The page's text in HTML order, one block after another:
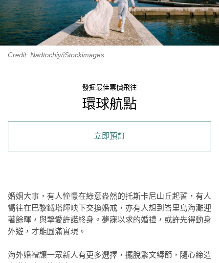
Credit: Nadtochiy/iStockimages
發掘最佳票價飛往
環球航點
立即預訂
婚姻大事，有人憧憬在綠意盎然的托斯卡尼山丘起誓，有人
嚮往在巴黎鐵塔輝映下交換婚戒，亦有人想到峇里島海灘迎
著餘暉，與摯愛許諾終身。夢寐以求的婚禮，或許先得動身
外遊，才能圓滿實現。
海外婚禮讓一眾新人有更多選擇，擺脫繁文縟節，隨心締造